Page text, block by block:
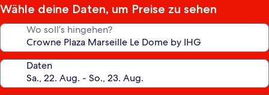
Wähle deine Daten, um Preise zu sehen
Wo soll’s hingehen?
Daten